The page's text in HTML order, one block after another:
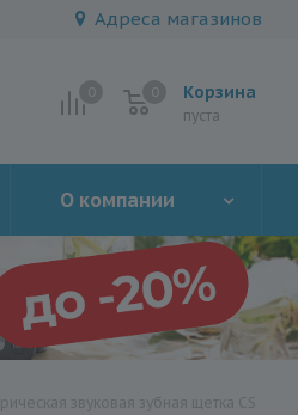
Адреса магазинов
Корзина
пуста
О компании